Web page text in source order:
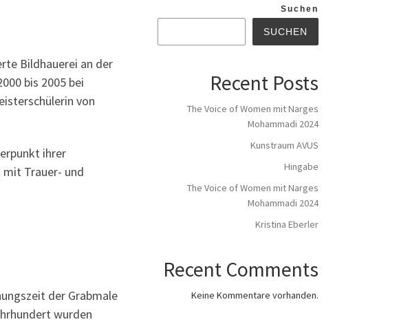
Bildhauerei an der
bis 2005 bei
von
ihrer
Trauer- und
der Grabmale
wurden
Suchen
SUCHEN
Recent Posts
The Voice of Women mit Narges
Mohammadi 2024
Kunstraum AVUS
Hingabe
The Voice of Women mit Narges
Mohammadi 2024
Kristina Eberler
Recent Comments
Keine Kommentare vorhanden.